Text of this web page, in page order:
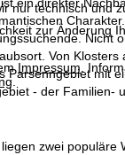
nur technisch und
zur Änderung
Impressum .
Von
mit
- der Familien-
zwei